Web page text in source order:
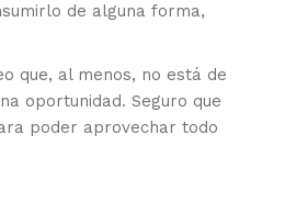
de alguna forma,
que, al menos, no está de
oportunidad. Seguro que
poder aprovechar todo